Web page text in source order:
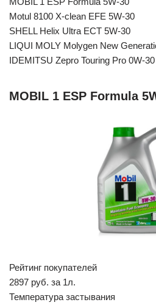
Motul 8100 X-clean EFE 5W-30
SHELL Helix Ultra ECT 5W-30
LIQUI MOLY Molygen New
IDEMITSU Zepro Touring Pro 0W-30
MOBIL 1 ESP Formula
Рейтинг покупателей
2897 руб. за 1л.
Температура застывания